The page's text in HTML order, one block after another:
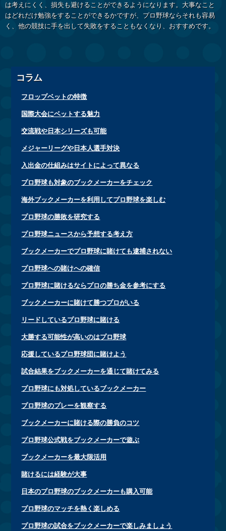
は考えにくく、損失も避けることができるようになります。大事なこと
はどれだけ勉強をすることができるかですが、プロ野球ならそれも容易
く、他の競技に手を出して失敗をすることもなくなり、おすすめです。
コラム
フロップベットの特徴
国際大会にベットする魅力
交流戦や日本シリーズも可能
メジャーリーグや日本人選手対決
入出金の仕組みはサイトによって異なる
プロ野球も対象のブックメーカーをチェック
海外ブックメーカーを利用してプロ野球を楽しむ
プロ野球の勝敗を研究する
プロ野球ニュースから予想する考え方
ブックメーカーでプロ野球に賭けても逮捕されない
プロ野球への賭けへの確信
プロ野球に賭けるならプロの勝ち金を参考にする
ブックメーカーに賭けて勝つプロがいる
リードしているプロ野球に賭ける
大勝する可能性が高いのはプロ野球
応援しているプロ野球団に賭けよう
試合結果をブックメーカーを通じて賭けてみる
プロ野球にも対処しているブックメーカー
プロ野球のプレーを観察する
ブックメーカーに賭ける際の勝負のコツ
プロ野球公式戦をブックメーカーで遊ぶ
ブックメーカーを最大限活用
賭けるには経験が大事
日本のプロ野球のブックメーカーも購入可能
プロ野球のマッチを熱く楽しめる
プロ野球の試合をブックメーカーで楽しみましょう